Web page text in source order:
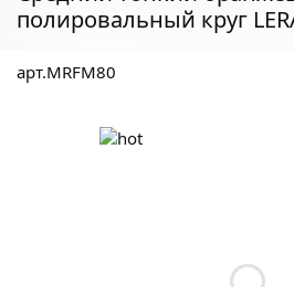
полировальный круг
арт.MRFM80